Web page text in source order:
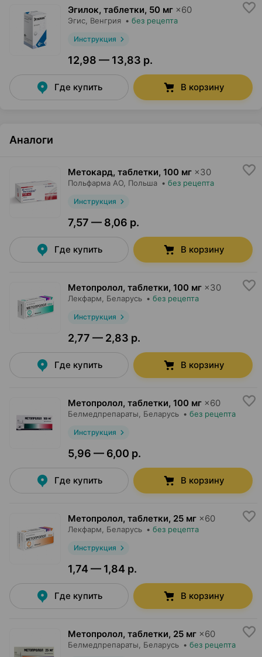
Эгилок, таблетки, 50 мг ×60
Эгис , Венгрия • без рецепта
Инструкция
12,98 — 13,83 р.
Где купить В корзину
Аналоги
Метокард, таблетки, 100 мг ×30
Польфарма AO , Польша • без рецепта
Инструкция
7,57 — 8,06 р.
Где купить В корзину
Метопролол, таблетки, 100 мг ×30
Лекфарм , Беларусь • без рецепта
Инструкция
2,77 — 2,83 р.
Где купить В корзину
Метопролол, таблетки, 100 мг ×60
Белмедпрепараты , Беларусь • без рецепта
Инструкция
5,96 — 6,00 р.
Где купить В корзину
Метопролол, таблетки, 25 мг ×60
Лекфарм , Беларусь • без рецепта
Инструкция
1,74 — 1,84 р.
Где купить В корзину
Метопролол, таблетки, 25 мг ×60
Белмедпрепараты , Беларусь • без рецепта